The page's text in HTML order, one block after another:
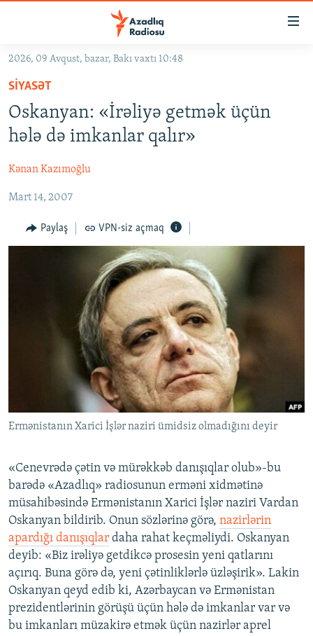
Əsas
qayıt
Əsas
naviqasiyaya
qayıt
GÜNDƏM
#İZAHLA
KORRUPSIOMETR
FƏRQƏ BAX
QANUNI DOĞRU
ARAŞDIRMA
FOTOQALEREYA
AZƏRBAYCAN ƏDƏBIYYATI KITABXANASI
İSLAM VƏ DEMOKRATIYA
İZ - MƏDƏNIYYƏT PROQRAMI
PEŞƏ ETIKASI VƏ JURNALISTIKA STANDARTLARIMIZ
MATERIALLARIMIZDAN ISTIFADƏ
AZADLIQRADIOSU MOBIL TELEFONUNUZDA
BIZIMLƏ ƏLAQƏ
RFE/RL-in bütün saytları
2026, 09 Avqust, bazar, Bakı vaxtı 10:48
SIYASƏT
Oskanyan: «İrəliyə getmək üçün
hələ də imkanlar qalır»
Kənan Kazımoğlu
Mart 14, 2007
Paylaş VPN-siz açmaq
Ermənistanın Xarici İşlər naziri ümidsiz olmadığını deyir
«Cenevrədə çətin və mürəkkəb danışıqlar olub»-bu
barədə «Azadlıq» radiosunun erməni xidmətinə
müsahibəsində Ermənistanın Xarici İşlər naziri Vardan
Oskanyan bildirib. Onun sözlərinə görə, nazirlərin
apardığı danışıqlar daha rahat keçməliydi. Oskanyan
deyib: «Biz irəliyə getdikcə prosesin yeni qatlarını
açırıq. Buna görə də, yeni çətinliklərlə üzləşirik». Lakin
Oskanyan qeyd edib ki, Azərbaycan və Ermənistan
prezidentlərinin görüşü üçün hələ də imkanlar var və
bu imkanları müzakirə etmək üçün nazirlər aprel